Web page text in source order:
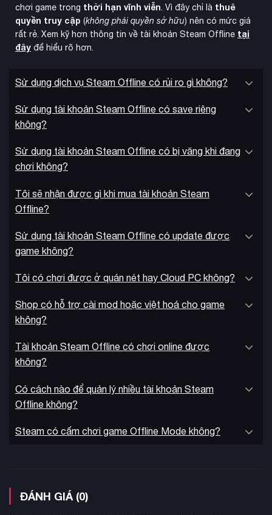
chơi game trong thời hạn vĩnh viễn. Vì đây chỉ là thuê
quyền truy cập (không phải quyền sở hữu) nên có mức giá
rất rẻ. Xem kỹ hơn thông tin về tài khoản Steam Offline tại
đây để hiểu rõ hơn.
Sử dụng dịch vụ Steam Offline có rủi ro gì không?
Sử dụng tài khoản Steam Offline có save riêng
không?
Sử dụng tài khoản Steam Offline có bị văng khi đang
chơi không?
Tôi sẽ nhận được gì khi mua tài khoản Steam
Offline?
Sử dụng tài khoản Steam Offline có update được
game không?
Tôi có chơi được ở quán nét hay Cloud PC không?
Shop có hỗ trợ cài mod hoặc việt hoá cho game
không?
Tài khoản Steam Offline có chơi online được
không?
Có cách nào để quản lý nhiều tài khoản Steam
Offline không?
Steam có cấm chơi game Offline Mode không?
ĐÁNH GIÁ (0)